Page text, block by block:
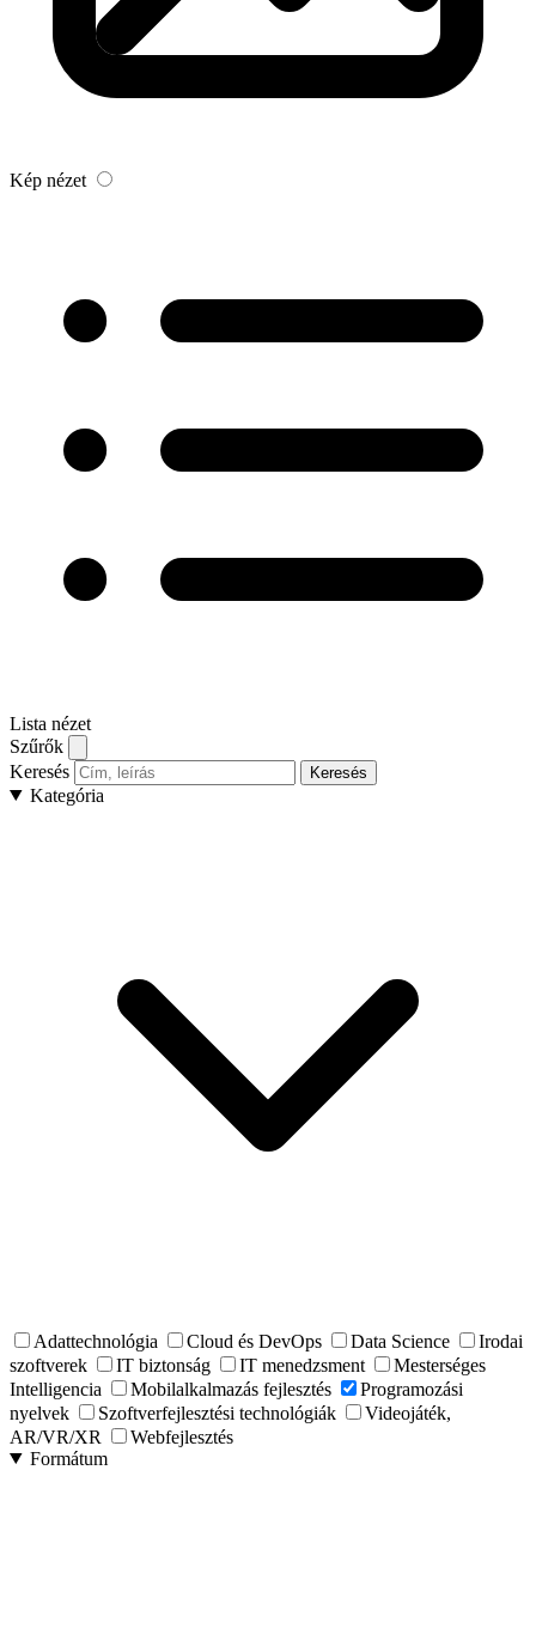
Kép nézet
Lista nézet
Szűrők
Keresés
Keresés
Kategória
Adattechnológia Cloud és DevOps Data Science
Irodai
szoftverek
IT biztonság IT menedzsment
Mesterséges
Intelligencia
Mobilalkalmazás fejlesztés
Programozási
nyelvek
Szoftverfejlesztési technológiák
Videojáték,
AR/VR/XR
Webfejlesztés
Formátum